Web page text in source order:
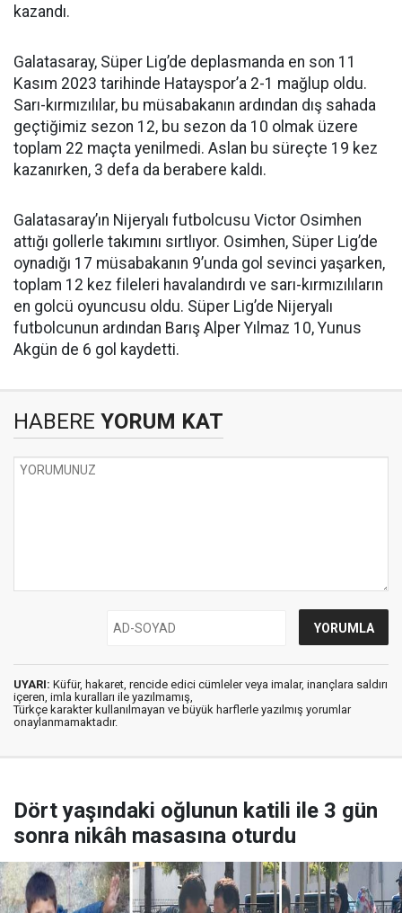
kazandı.
Galatasaray, Süper Lig’de deplasmanda en son 11
Kasım 2023 tarihinde Hatayspor’a 2-1 mağlup oldu.
Sarı-kırmızılılar, bu müsabakanın ardından dış sahada
geçtiğimiz sezon 12, bu sezon da 10 olmak üzere
toplam 22 maçta yenilmedi. Aslan bu süreçte 19 kez
kazanırken, 3 defa da berabere kaldı.
Galatasaray’ın Nijeryalı futbolcusu Victor Osimhen
attığı gollerle takımını sırtlıyor. Osimhen, Süper Lig’de
oynadığı 17 müsabakanın 9’unda gol sevinci yaşarken,
toplam 12 kez fileleri havalandırdı ve sarı-kırmızılıların
en golcü oyuncusu oldu. Süper Lig’de Nijeryalı
futbolcunun ardından Barış Alper Yılmaz 10, Yunus
Akgün de 6 gol kaydetti.
HABERE YORUM KAT
UYARI: Küfür, hakaret, rencide edici cümleler veya imalar, inançlara saldırı
içeren, imla kuralları ile yazılmamış,
Türkçe karakter kullanılmayan ve büyük harflerle yazılmış yorumlar
onaylanmamaktadır.
Dört yaşındaki oğlunun katili ile 3 gün
sonra nikâh masasına oturdu